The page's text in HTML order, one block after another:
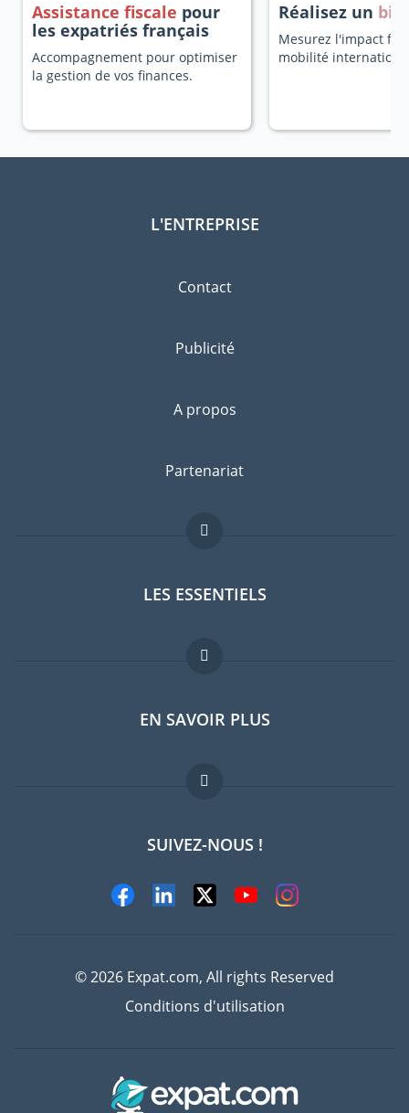
Assistance fiscale pour
les expatriés français
Accompagnement pour optimiser
la gestion de vos finances.
Réalisez un
Mesurez l'impact
mobilité
L'ENTREPRISE
Contact
Publicité
A propos
Partenariat
LES ESSENTIELS
Forum expatriés
Guides pays
Offres d'emploi
EN SAVOIR PLUS
FAQ
Experts
SUIVEZ-NOUS !
© 2026 Expat.com, All rights Reserved
Conditions d'utilisation